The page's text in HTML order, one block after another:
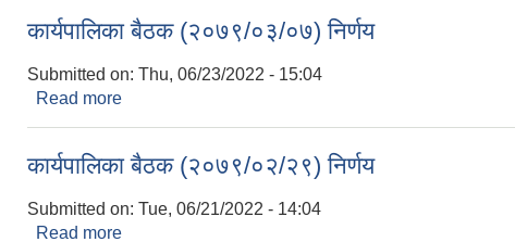
कार्यपालिका बैठक (२०७९/०३/०७) निर्णय
Submitted on: Thu, 06/23/2022 - 15:04
Read more
कार्यपालिका बैठक (२०७९/०२/२९) निर्णय
Submitted on: Tue, 06/21/2022 - 14:04
Read more